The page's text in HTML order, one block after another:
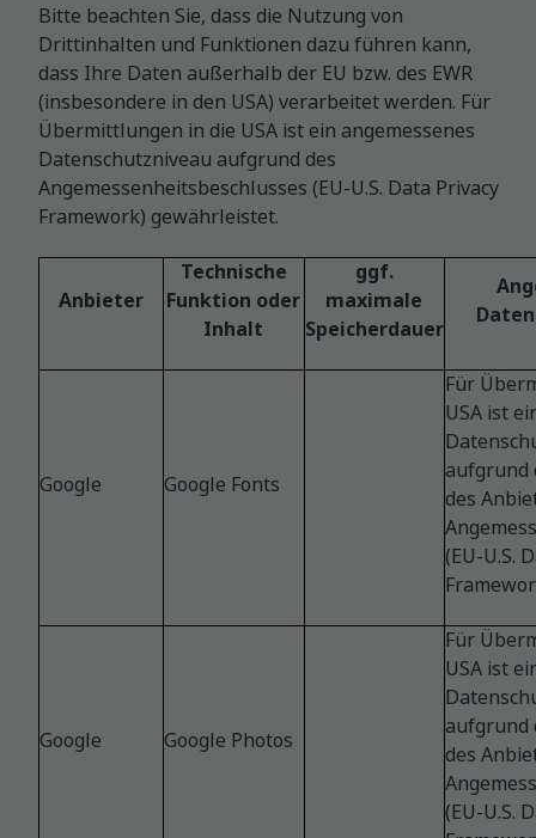
Bitte beachten Sie, dass die Nutzung von
Drittinhalten und Funktionen dazu führen kann,
dass Ihre Daten außerhalb der EU bzw. des EWR
(insbesondere in den USA) verarbeitet werden. Für
Übermittlungen in die USA ist ein angemessenes
Datenschutzniveau aufgrund des
Angemessenheitsbeschlusses (EU-U.S. Data Privacy
Framework) gewährleistet.
Anbieter
Technische
Funktion oder
Inhalt
ggf.
maximale
Speicherdauer
Google Google Fonts
Für
USA ist
aufgrund
des
(EU-U.S.
Google Google Photos
Für
USA ist
aufgrund
des
(EU-U.S.